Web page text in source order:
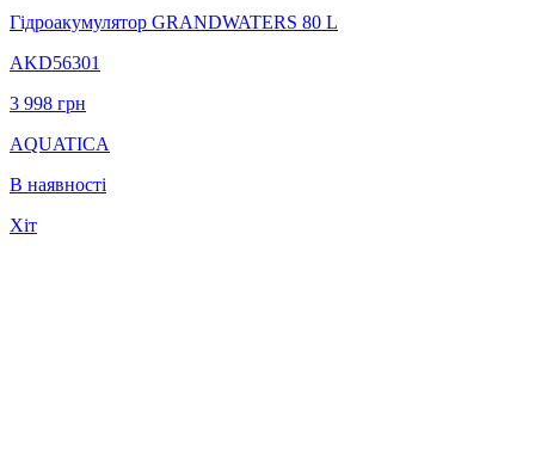
Гідроакумулятор GRANDWATERS 80 L
AKD56301
3 998 грн
AQUATICA
В наявності
Хіт